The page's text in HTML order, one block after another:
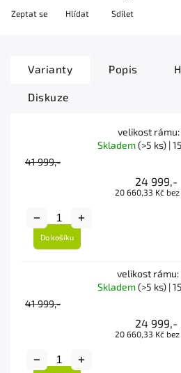
Zeptat se Hlídat Sdílet
Varianty Popis
Diskuze
velikost rámu:
Skladem(>5 ks) |
41 999,-
24 999,-
20 660,33 Kč bez
Do košíku
velikost rámu:
Skladem(>5 ks)|
41 999,-
24 999,-
20 660,33 Kč bez